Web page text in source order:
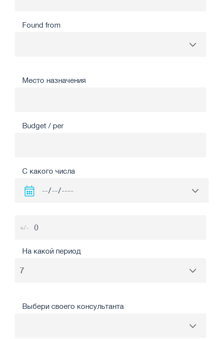
Found from
Место назначения
Budget / per
С какого числа
+/-
На какой период
Выбери своего консультанта